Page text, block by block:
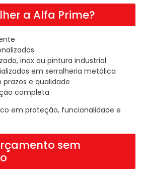
a Alfa Prime?
inox ou pintura industrial
em serralheria metálica
e qualidade
completa
em proteção, funcionalidade e
sem